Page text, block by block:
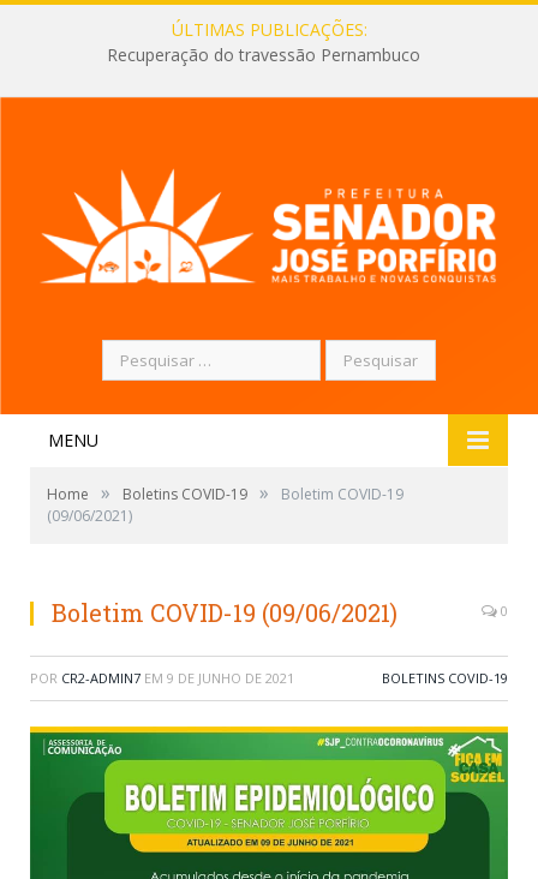
ÚLTIMAS PUBLICAÇÕES:
Recuperação do travessão Pernambuco
Pesquisar
por:
MENU
Home » Boletins COVID-19 »
Boletim COVID-19
(09/06/2021)
Boletim COVID-19 (09/06/2021) 0
POR CR2-ADMIN7 EM 9 DE JUNHO DE 2021 BOLETINS COVID-19